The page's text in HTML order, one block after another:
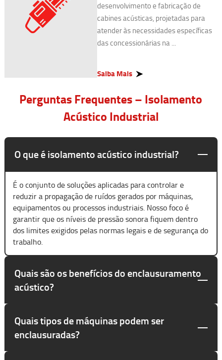
desenvolvimento e fabricação de
cabines acústicas, projetadas para
atender às necessidades específicas
das concessionárias na ...
Saiba Mais
Perguntas Frequentes – Isolamento
Acústico Industrial
O que é isolamento acústico industrial?
É o conjunto de soluções aplicadas para controlar e
reduzir a propagação de ruídos gerados por máquinas,
equipamentos ou processos industriais. Nosso foco é
garantir que os níveis de pressão sonora fiquem dentro
dos limites exigidos pelas normas legais e de segurança do
trabalho.
Quais são os benefícios do enclausuramento
acústico?
Quais tipos de máquinas podem ser
enclausuradas?